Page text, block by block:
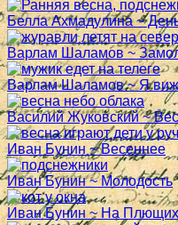
Белла Ахмадулина ~
Варлам Шаламов ~
Варлам Шаламов ~ Я
Василий Жуковский ~
Иван Бунин ~ Весеннее
Иван Бунин ~ Молодость
Иван Бунин ~ На